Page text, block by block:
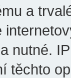
a
nutné.
těchto